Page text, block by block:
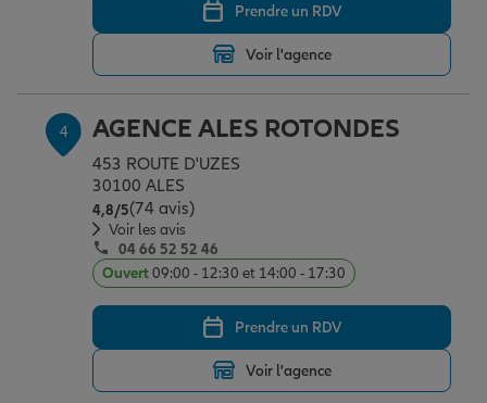
Tous nos devis d'assurance
Prendre un RDV
Voir l'agence
4 AGENCE ALES ROTONDES
453 ROUTE D'UZES
30100 ALES
4,8/5Note de 4.8 sur 5
(74 avis)
Voir les avis
04 66 52 52 46
Ouvert09:00 - 12:30 et 14:00 - 17:30
Prendre un RDV
Voir l'agence